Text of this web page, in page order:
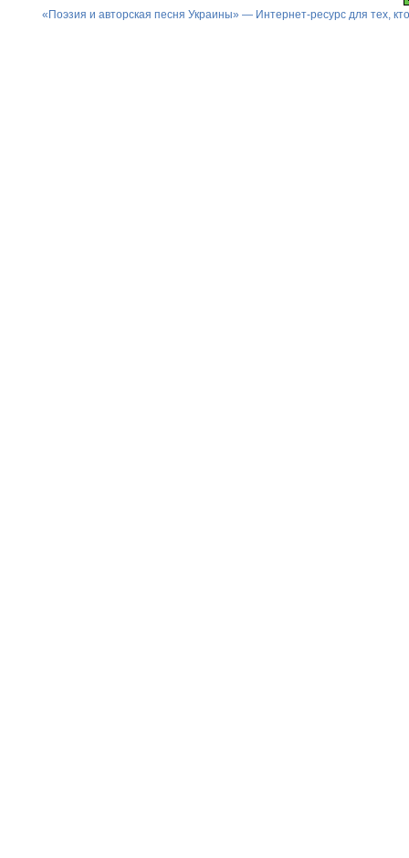
«Поэзия и авторская песня Украины» — Интернет-ресурс для тех,